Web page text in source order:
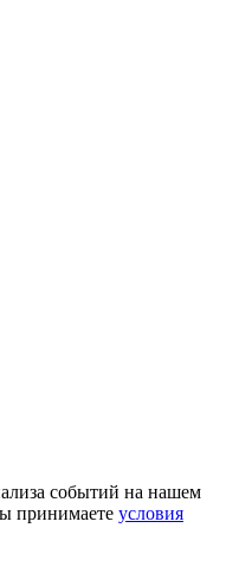
событий на нашем
принимаете условия